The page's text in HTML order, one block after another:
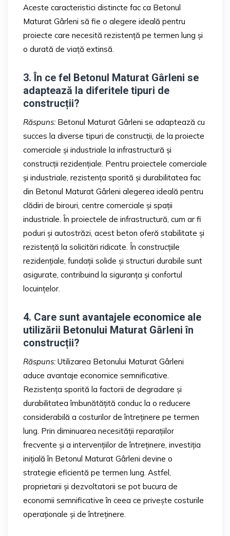
Aceste caracteristici distincte fac ca Betonul
Maturat Gârleni să fie o alegere ideală pentru
proiecte care necesită rezistență pe termen lung și
o durată de viață extinsă.
3. În ce fel Betonul Maturat Gârleni se
adaptează la diferitele tipuri de
construcții?
Răspuns: Betonul Maturat Gârleni se adaptează cu
succes la diverse tipuri de construcții, de la proiecte
comerciale și industriale la infrastructură și
construcții rezidențiale. Pentru proiectele comerciale
și industriale, rezistența sporită și durabilitatea fac
din Betonul Maturat Gârleni alegerea ideală pentru
clădiri de birouri, centre comerciale și spații
industriale. În proiectele de infrastructură, cum ar fi
poduri și autostrăzi, acest beton oferă stabilitate și
rezistență la solicitări ridicate. În construcțiile
rezidențiale, fundații solide și structuri durabile sunt
asigurate, contribuind la siguranța și confortul
locuințelor.
4. Care sunt avantajele economice ale
utilizării Betonului Maturat Gârleni în
construcții?
Răspuns: Utilizarea Betonului Maturat Gârleni
aduce avantaje economice semnificative.
Rezistența sporită la factorii de degradare și
durabilitatea îmbunătățită conduc la o reducere
considerabilă a costurilor de întreținere pe termen
lung. Prin diminuarea necesității reparațiilor
frecvente și a intervențiilor de întreținere, investiția
inițială în Betonul Maturat Gârleni devine o
strategie eficientă pe termen lung. Astfel,
proprietarii și dezvoltatorii se pot bucura de
economii semnificative în ceea ce privește costurile
operaționale și de întreținere.